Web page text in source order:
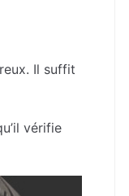
Il suffit
vérifie